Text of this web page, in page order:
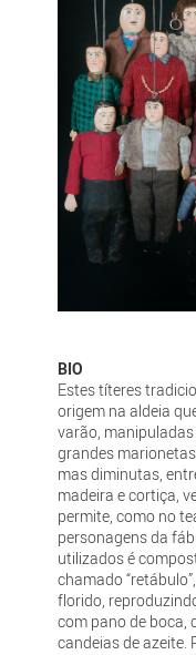
BIO
Estes títeres
origem na aldeia
varão,
grandes
mas diminutas,
madeira e cortiça,
permite, como no
personagens da
utilizados é
chamado
florido,
com pano de boca,
candeias de azeite.